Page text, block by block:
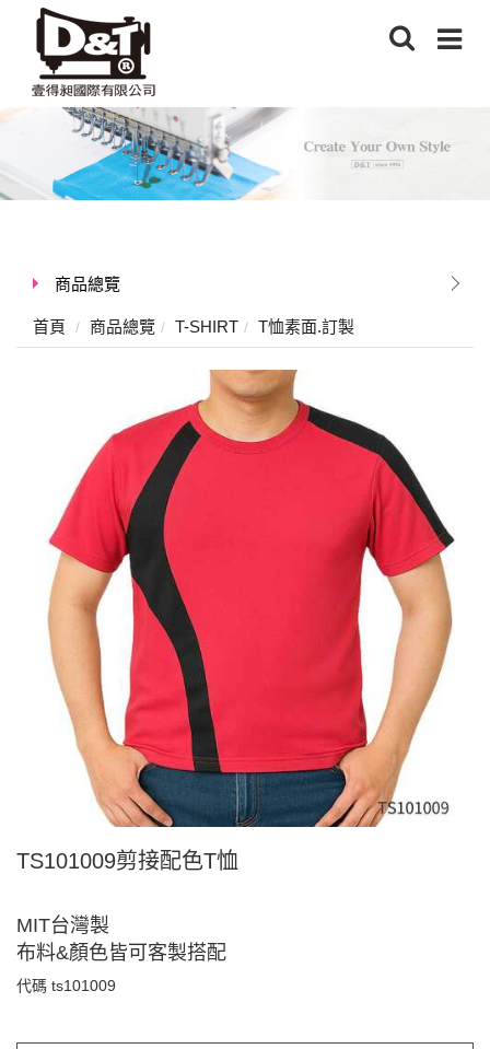
商品總覽
首頁 商品總覽 T-SHIRT T恤素面.訂製
TS101009剪接配色T恤
MIT台灣製
布料&顏色皆可客製搭配
代碼 ts101009